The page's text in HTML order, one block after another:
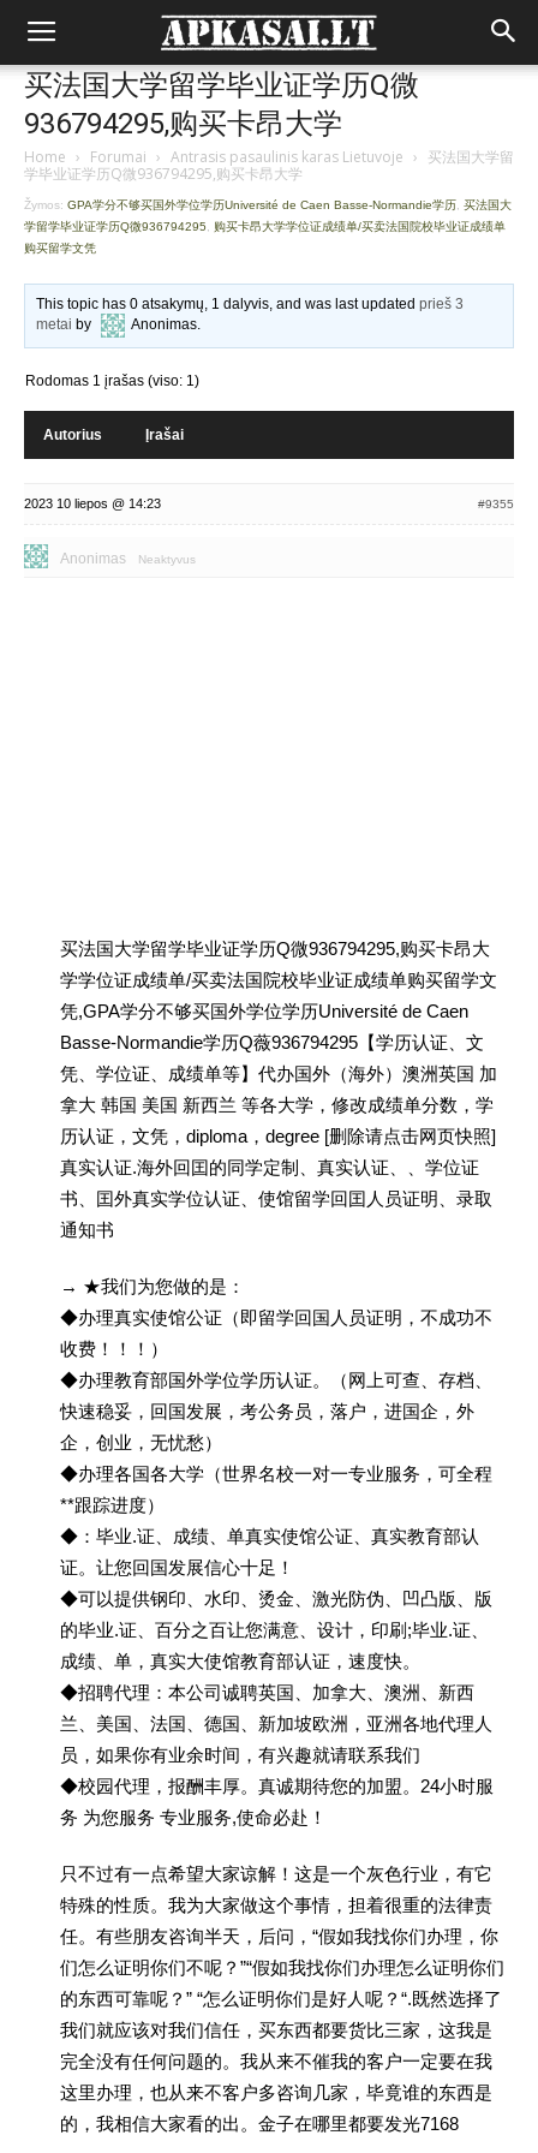
买法国大学留学毕业证学历Q微
936794295,购买卡昂大学
Home › Forumai › Antrasis pasaulinis karas Lietuvoje › 买法国大学留
学毕业证学历Q微936794295,购买卡昂大学
Žymos: GPA学分不够买国外学位学历Université de Caen Basse-Normandie学历 买法国大
学留学毕业证学历Q微936794295
购买卡昂大学学位证成绩单/买卖法国院校毕业证成绩单
购买留学文凭
This topic has 0 atsakymų, 1 dalyvis, and was last updatedprieš 3
metai by Anonimas.
Rodomas 1 įrašas (viso: 1)
Autorius Įrašai
2023 10 liepos @ 14:23 #9355
Anonimas Neaktyvus
买法国大学留学毕业证学历Q微936794295,购买卡昂大
学学位证成绩单/买卖法国院校毕业证成绩单购买留学文
凭,GPA学分不够买国外学位学历Université de Caen
Basse-Normandie学历Q薇936794295【学历认证、文
凭、学位证、成绩单等】代办国外（海外）澳洲英国 加
拿大 韩国 美国 新西兰 等各大学，修改成绩单分数，学
历认证，文凭，diploma，degree [删除请点击网页快照]
真实认证.海外回囯的同学定制、真实认证、、学位证
书、囯外真实学位认证、使馆留学回囯人员证明、录取
通知书
→ ★我们为您做的是：
◆办理真实使馆公证（即留学回国人员证明，不成功不
收费！！！）
◆办理教育部国外学位学历认证。（网上可查、存档、
快速稳妥，回国发展，考公务员，落户，进国企，外
企，创业，无忧愁）
◆办理各国各大学（世界名校一对一专业服务，可全程
**跟踪进度）
◆：毕业.证、成绩、单真实使馆公证、真实教育部认
证。让您回国发展信心十足！
◆可以提供钢印、水印、烫金、激光防伪、凹凸版、版
的毕业.证、百分之百让您满意、设计，印刷;毕业.证、
成绩、单，真实大使馆教育部认证，速度快。
◆招聘代理：本公司诚聘英国、加拿大、澳洲、新西
兰、美国、法国、德国、新加坡欧洲，亚洲各地代理人
员，如果你有业余时间，有兴趣就请联系我们
◆校园代理，报酬丰厚。真诚期待您的加盟。24小时服
务 为您服务 专业服务,使命必赴！
只不过有一点希望大家谅解！这是一个灰色行业，有它
特殊的性质。我为大家做这个事情，担着很重的法律责
任。有些朋友咨询半天，后问，“假如我找你们办理，你
们怎么证明你们不呢？”“假如我找你们办理怎么证明你们
的东西可靠呢？” “怎么证明你们是好人呢？“.既然选择了
我们就应该对我们信任，买东西都要货比三家，这我是
完全没有任何问题的。我从来不催我的客户一定要在我
这里办理，也从来不客户多咨询几家，毕竟谁的东西是
的，我相信大家看的出。金子在哪里都要发光7168